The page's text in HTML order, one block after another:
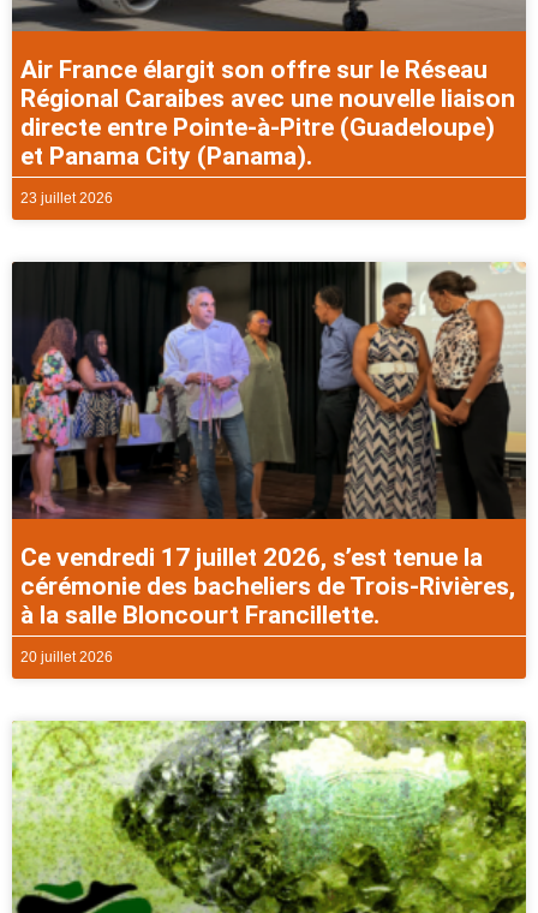
Air France élargit son offre sur le Réseau
Régional Caraibes avec une nouvelle liaison
directe entre Pointe-à-Pitre (Guadeloupe)
et Panama City (Panama).
23 juillet 2026
Ce vendredi 17 juillet 2026, s’est tenue la
cérémonie des bacheliers de Trois-Rivières,
à la salle Bloncourt Francillette.
20 juillet 2026